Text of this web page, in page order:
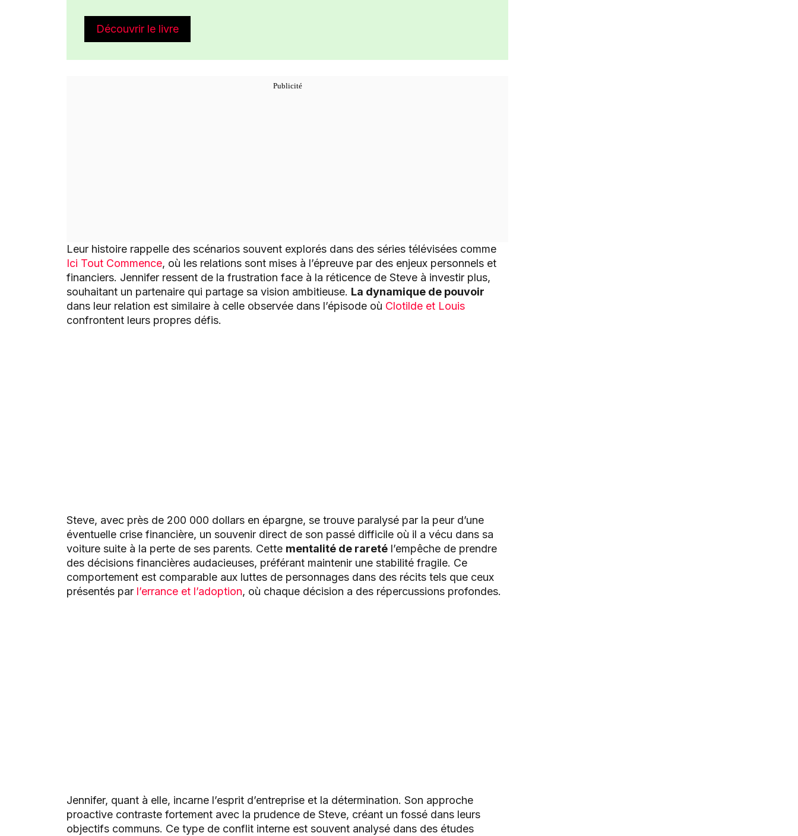
Découvrir le livre
Leur histoire rappelle des scénarios souvent explorés dans des séries télévisées comme
Ici Tout Commence, où les relations sont mises à l’épreuve par des enjeux personnels et
financiers. Jennifer ressent de la frustration face à la réticence de Steve à investir plus,
souhaitant un partenaire qui partage sa vision ambitieuse. La dynamique de pouvoir
dans leur relation est similaire à celle observée dans l’épisode où Clotilde et Louis
confrontent leurs propres défis.
Steve, avec près de 200 000 dollars en épargne, se trouve paralysé par la peur d’une
éventuelle crise financière, un souvenir direct de son passé difficile où il a vécu dans sa
voiture suite à la perte de ses parents. Cette mentalité de rareté l’empêche de prendre
des décisions financières audacieuses, préférant maintenir une stabilité fragile. Ce
comportement est comparable aux luttes de personnages dans des récits tels que ceux
présentés par l’errance et l’adoption, où chaque décision a des répercussions profondes.
Jennifer, quant à elle, incarne l’esprit d’entreprise et la détermination. Son approche
proactive contraste fortement avec la prudence de Steve, créant un fossé dans leurs
objectifs communs. Ce type de conflit interne est souvent analysé dans des études